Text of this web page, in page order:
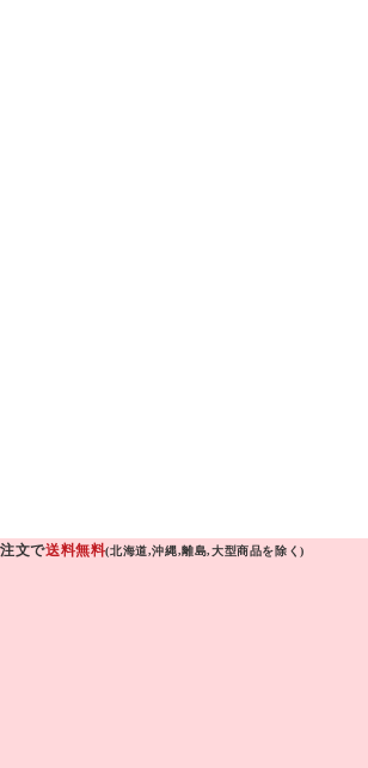
文で送料無料(北海道,沖縄,離島,大型商品を除く)